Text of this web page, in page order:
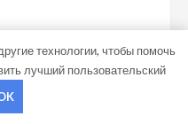
ингаляторов
технологии, чтобы помочь
лучший пользовательский